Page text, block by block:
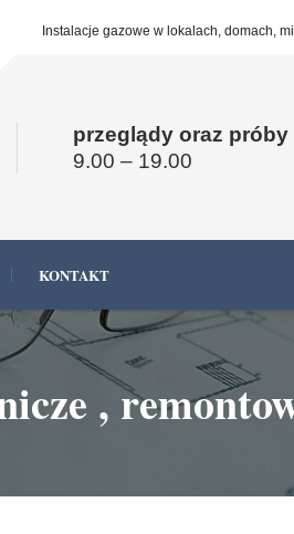
Instalacje gazowe w lokalach, domach,
przeglądy oraz
9.00 – 19.00
KONTAKT
,